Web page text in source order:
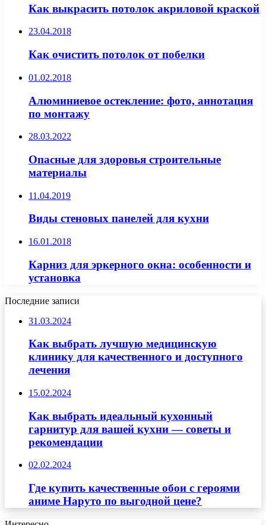
Как выкрасить потолок акриловой краской
23.04.2018
Как очистить потолок от побелки
01.02.2018
Алюминиевое остекление: фото, аннотация
по монтажу
28.03.2022
Опасные для здоровья строительные
материалы
11.04.2019
Виды стеновых панелей для кухни
16.01.2018
Карниз для эркерного окна: особенности и
установка
Последние записи
31.03.2024
Как выбрать лучшую медицинскую
клинику для качественного и доступного
лечения
15.02.2024
Как выбрать идеальный кухонный
гарнитур для вашей кухни — советы и
рекомендации
02.02.2024
Где купить качественные обои с героями
аниме Наруто по выгодной цене?